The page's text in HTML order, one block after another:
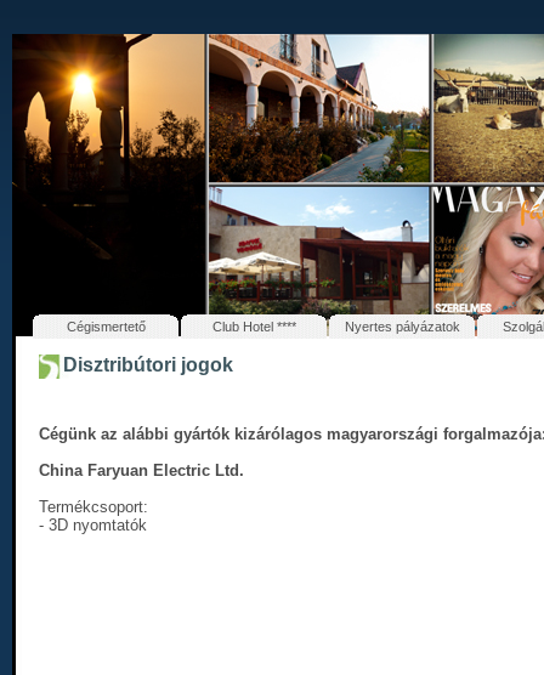
Cégismertető Club Hotel **** Nyertes pályázatok
Disztribútori jogok
Cégünk az alábbi gyártók kizárólagos magyarországi
China Faryuan Electric Ltd.
Termékcsoport:
- 3D nyomtatók